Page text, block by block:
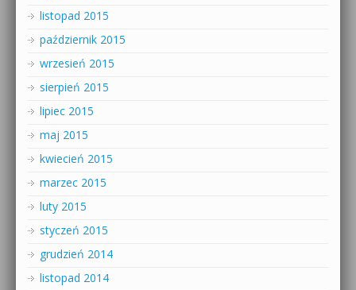
listopad 2015
październik 2015
wrzesień 2015
sierpień 2015
lipiec 2015
maj 2015
kwiecień 2015
marzec 2015
luty 2015
styczeń 2015
grudzień 2014
listopad 2014